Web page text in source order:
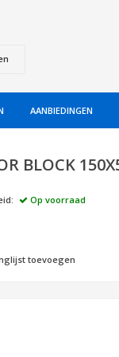
AANBIEDINGEN
BLOCK
Op voorraad
toevoegen